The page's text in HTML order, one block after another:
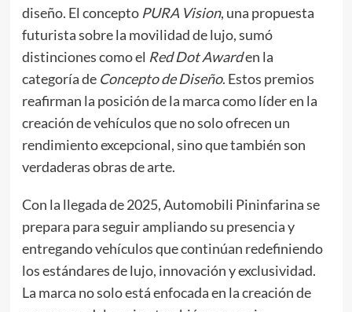
diseño. El concepto PURA Vision, una propuesta
futurista sobre la movilidad de lujo, sumó
distinciones como el Red Dot Awarden la
categoría de Concepto de Diseño. Estos premios
reafirman la posición de la marca como líder en la
creación de vehículos que no solo ofrecen un
rendimiento excepcional, sino que también son
verdaderas obras de arte.
Con la llegada de 2025, Automobili Pininfarina se
prepara para seguir ampliando su presencia y
entregando vehículos que continúan redefiniendo
los estándares de lujo, innovación y exclusividad.
La marca no solo está enfocada en la creación de